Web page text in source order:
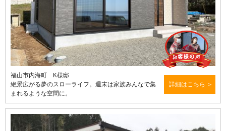
福山市内海町 K様邸
絶景広がる夢のスローライフ。週末は家族みんなで集
まれるような空間に。
詳細はこちら